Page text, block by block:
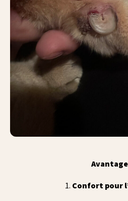
Confort pour